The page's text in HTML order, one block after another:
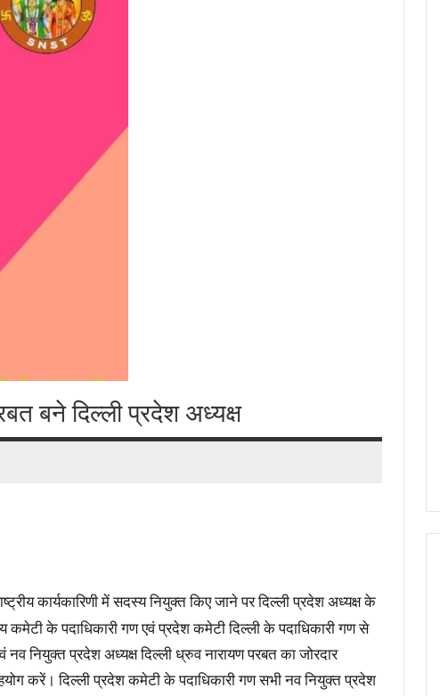
बने दिल्ली प्रदेश अध्यक्ष
कार्यकारिणी में सदस्य नियुक्त किए जाने पर दिल्ली प्रदेश अध्यक्ष के
कमेटी के पदाधिकारी गण एवं प्रदेश कमेटी दिल्ली के पदाधिकारी गण से
नव नियुक्त प्रदेश अध्यक्ष दिल्ली ध्रुव नारायण परबत का जोरदार
करें। दिल्ली प्रदेश कमेटी के पदाधिकारी गण सभी नव नियुक्त प्रदेश